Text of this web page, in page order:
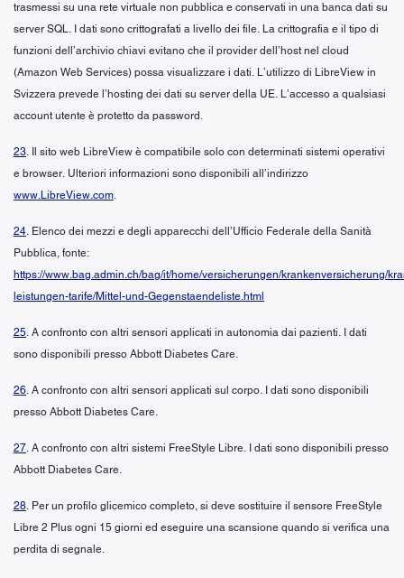
trasmessi su una rete virtuale non pubblica e conservati in una banca dati su
server SQL. I dati sono crittografati a livello dei file. La crittografia e il tipo di
funzioni dell’archivio chiavi evitano che il provider dell’host nel cloud
(Amazon Web Services) possa visualizzare i dati. L’utilizzo di LibreView in
Svizzera prevede l’hosting dei dati su server della UE. L’accesso a qualsiasi
account utente è protetto da password.
23. Il sito web LibreView è compatibile solo con determinati sistemi operativi
e browser. Ulteriori informazioni sono disponibili all’indirizzo
www.LibreView.com.
24. Elenco dei mezzi e degli apparecchi dell’Ufficio Federale della Sanità
Pubblica, fonte:
https://www.bag.admin.ch/bag/it/home/versicherungen/krankenversicherung/
leistungen-tarife/Mittel-und-Gegenstaendeliste.html
25. A confronto con altri sensori applicati in autonomia dai pazienti. I dati
sono disponibili presso Abbott Diabetes Care.
26. A confronto con altri sensori applicati sul corpo. I dati sono disponibili
presso Abbott Diabetes Care.
27. A confronto con altri sistemi FreeStyle Libre. I dati sono disponibili presso
Abbott Diabetes Care.
28. Per un profilo glicemico completo, si deve sostituire il sensore FreeStyle
Libre 2 Plus ogni 15 giorni ed eseguire una scansione quando si verifica una
perdita di segnale.